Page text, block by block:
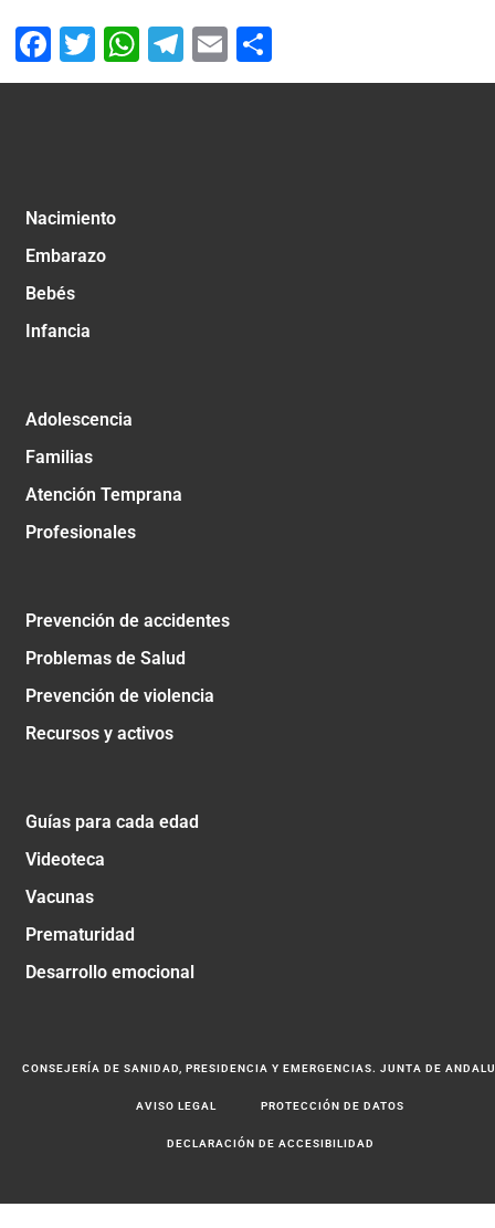
Facebook
Twitter
WhatsApp
Telegram
Email
Nacimiento
Embarazo
Bebés
Infancia
Adolescencia
Familias
Atención Temprana
Profesionales
Prevención de accidentes
Problemas de Salud
Prevención de violencia
Recursos y activos
Guías para cada edad
Videoteca
Vacunas
Prematuridad
Desarrollo emocional
CONSEJERÍA DE SANIDAD, PRESIDENCIA Y EMERGENCIAS. JUNTA DE
AVISO LEGAL PROTECCIÓN DE DATOS
DECLARACIÓN DE ACCESIBILIDAD